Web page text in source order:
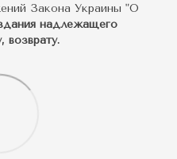
Закона Украины "О
надлежащего
возврату.